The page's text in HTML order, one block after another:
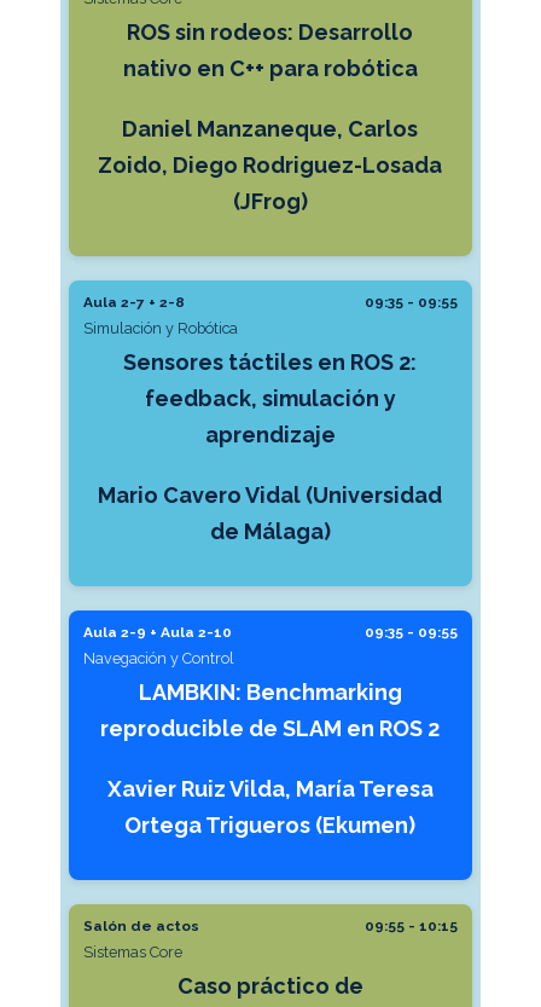
ROS sin rodeos: Desarrollo
nativo en C++ para robótica
Daniel Manzaneque, Carlos
Zoido, Diego Rodriguez-Losada
(JFrog)
Aula 2-7 + 2-8 09:35 - 09:55
Simulación y Robótica
Sensores táctiles en ROS 2:
feedback, simulación y
aprendizaje
Mario Cavero Vidal (Universidad
de Málaga)
Aula 2-9 + Aula 2-10 09:35 - 09:55
Navegación y Control
LAMBKIN: Benchmarking
reproducible de SLAM en ROS 2
Xavier Ruiz Vilda, María Teresa
Ortega Trigueros (Ekumen)
Salón de actos 09:55 - 10:15
Sistemas Core
Caso práctico de